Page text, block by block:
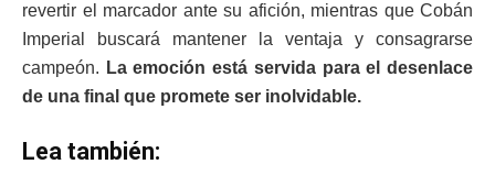
revertir el marcador ante su afición, mientras que Cobán
Imperial buscará mantener la ventaja y consagrarse
campeón. La emoción está servida para el desenlace
de una final que promete ser inolvidable.
Lea también: